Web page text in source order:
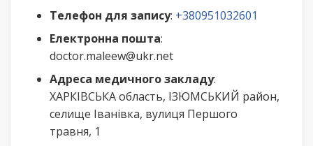
Телефон для запису: +380951032601
Електронна пошта:
doctor.maleew@ukr.net
Адреса медичного закладу:
ХАРКІВСЬКА область, ІЗЮМСЬКИЙ район,
селище Іванівка, вулиця Першого
травня, 1